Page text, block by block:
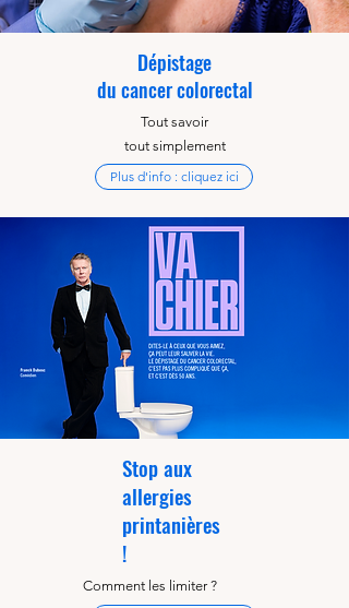
Dépistage
du cancer colorectal
Tout savoir
tout simplement
Plus d'info : cliquez ici
Stop aux
allergies
printanières
!
Comment les limiter ?